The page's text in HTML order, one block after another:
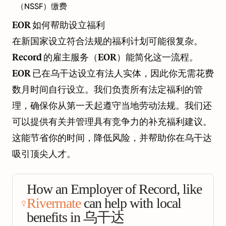
（NSSF）缴费
EOR 如何帮助设立福利
在新国家设立符合法规的福利计划可能很复杂。
Record 的雇主服务（EOR）能简化这一流程。
EOR 已在乌干达设立有法人实体，因此你无需花费
数月时间自行设立。我们负责所有法定福利的管
理，确保你从第一天起遵守当地劳动法规。我们还
可以提供有关并管理具有竞争力的补充福利建议。
这能节省你的时间，降低风险，并帮助你在乌干达
吸引顶尖人才。
How an Employer of Record, like
Rivermatecan help with local
benefits in 乌干达